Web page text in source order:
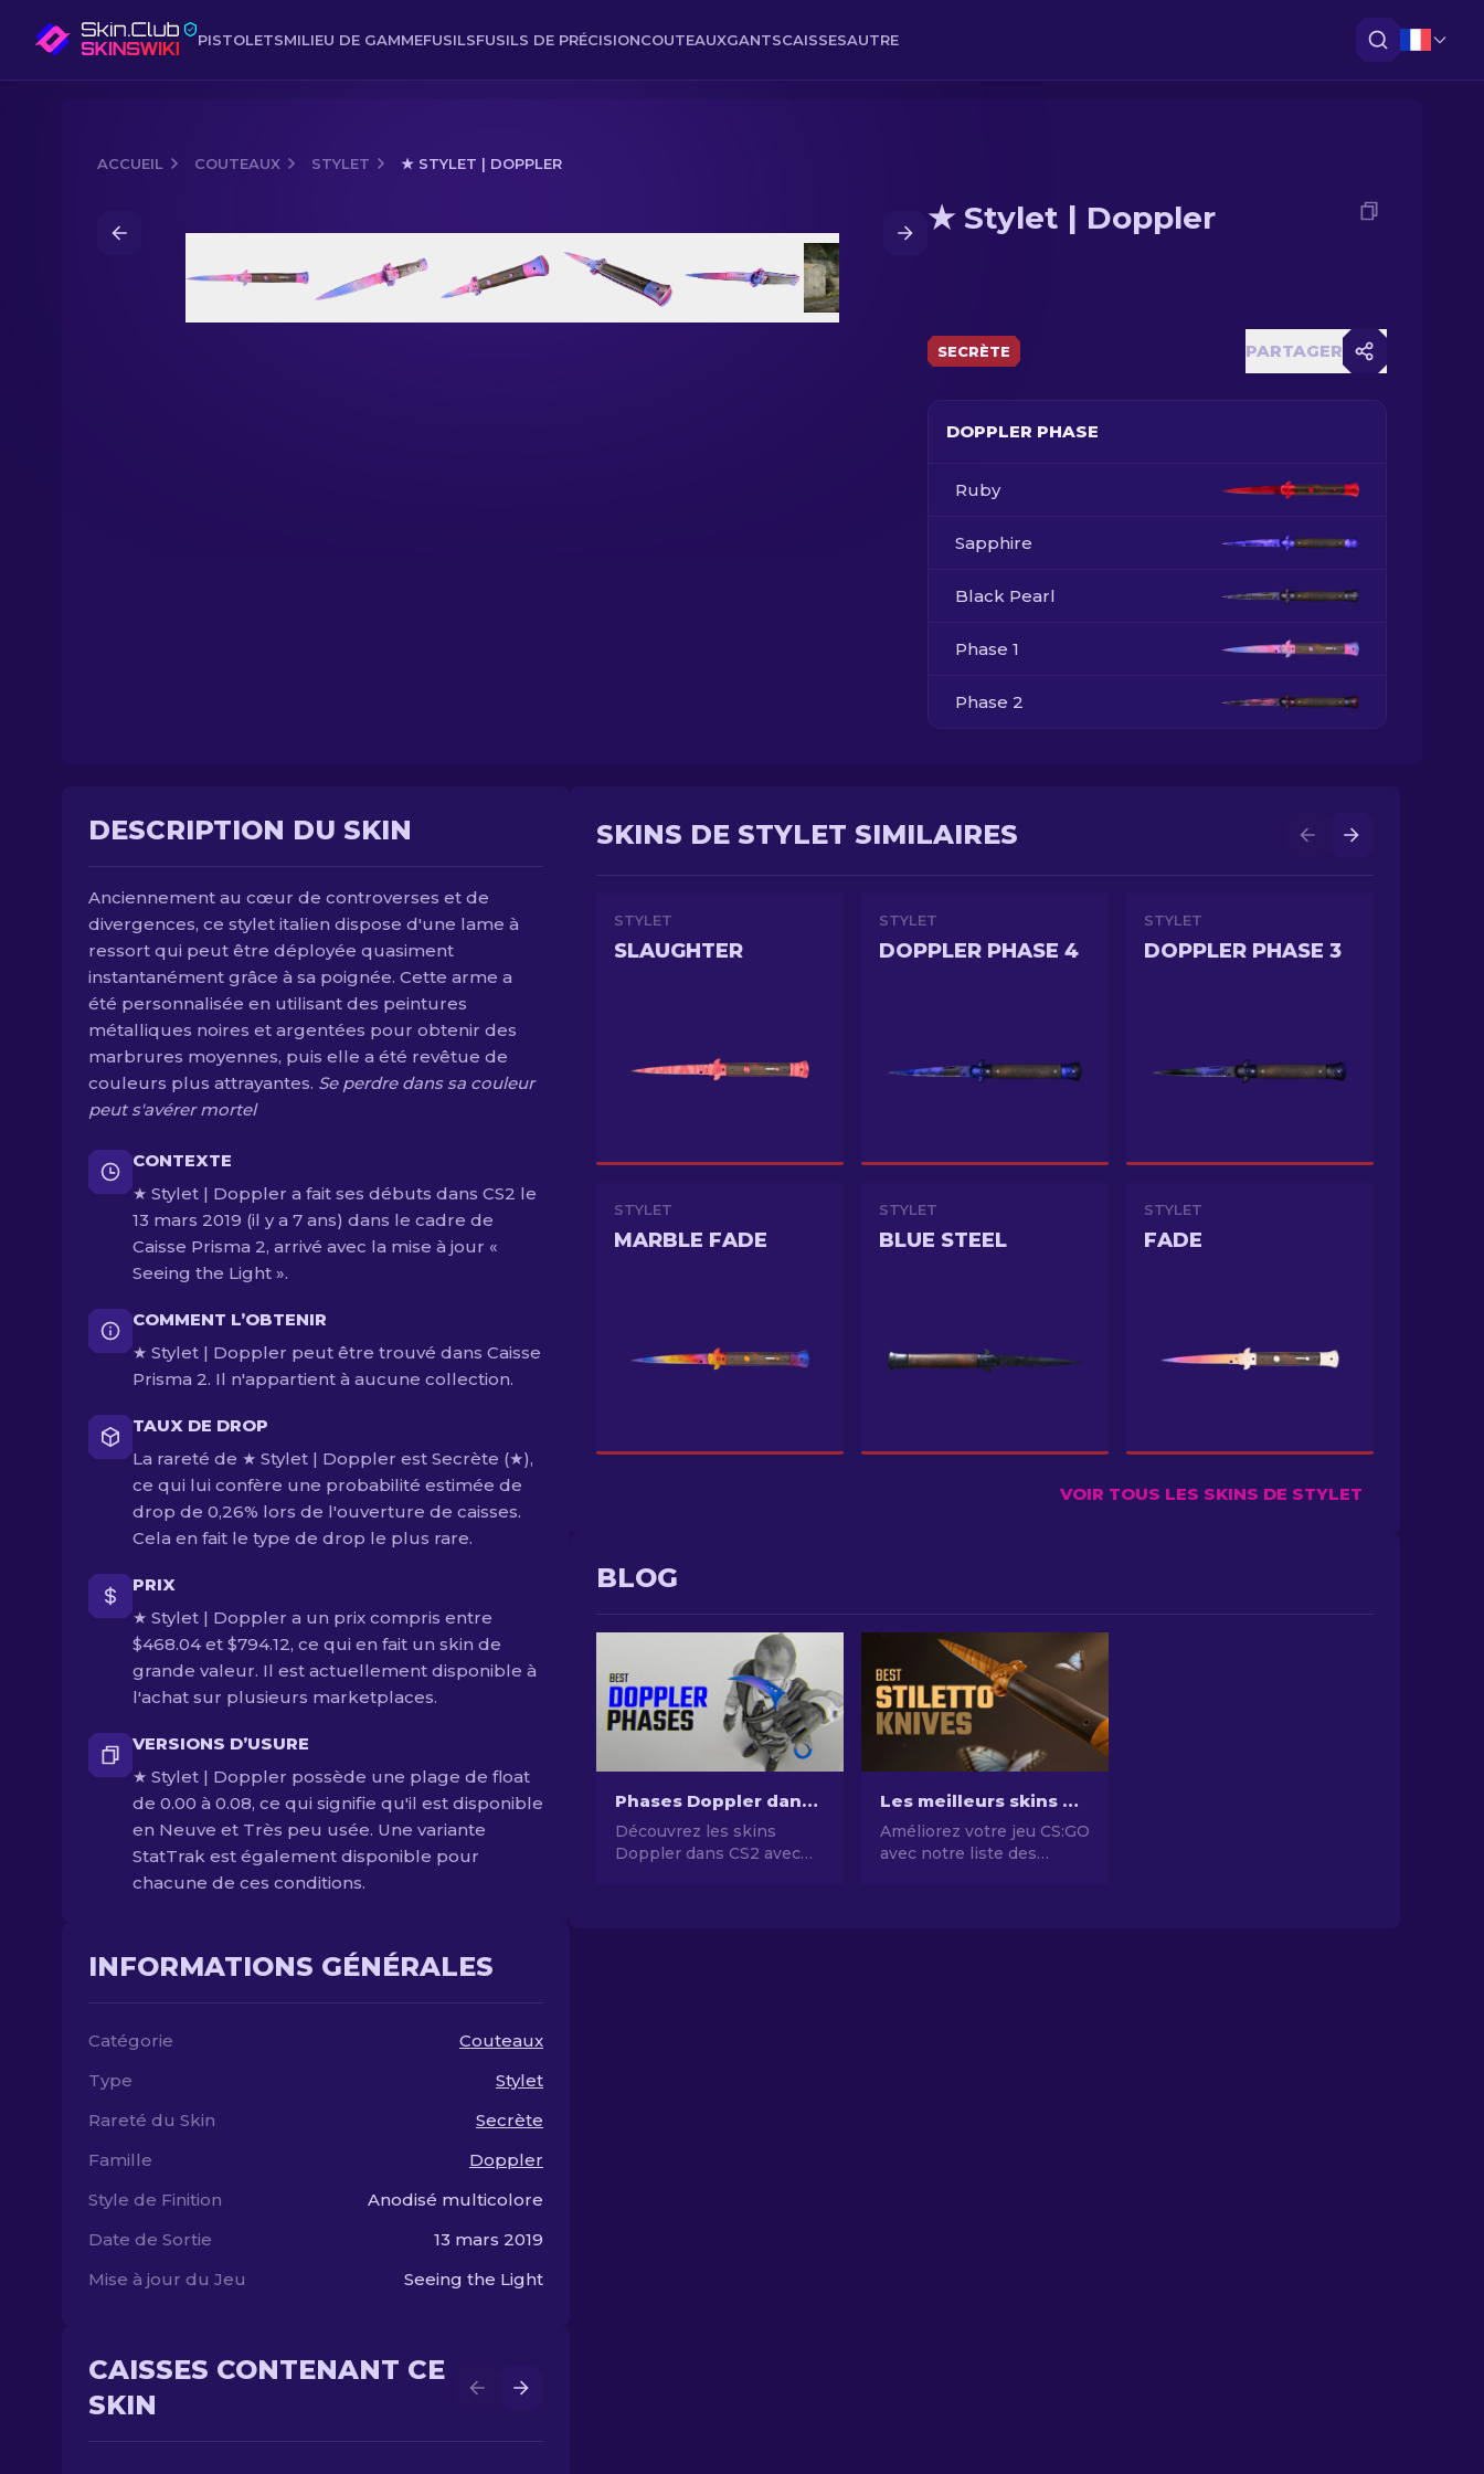
PISTOLETSMILIEU DE GAMMEFUSILSFUSILS DE PRÉCISIONCOUTEAUXGANTSCAISSESAUTRE
ACCUEIL COUTEAUX STYLET ★ STYLET | DOPPLER
★ Stylet | Doppler
SECRÈTE PARTAGER
DOPPLER PHASE
Ruby
Sapphire
Black Pearl
Phase 1
Phase 2
DESCRIPTION DU SKIN
Anciennement au cœur de controverses et de
divergences, ce stylet italien dispose d'une lame à
ressort qui peut être déployée quasiment
instantanément grâce à sa poignée. Cette arme a
été personnalisée en utilisant des peintures
métalliques noires et argentées pour obtenir des
marbrures moyennes, puis elle a été revêtue de
couleurs plus attrayantes. Se perdre dans sa couleur
peut s'avérer mortel
CONTEXTE
★ Stylet | Doppler a fait ses débuts dans CS2 le
13 mars 2019 (il y a 7 ans) dans le cadre de
Caisse Prisma 2, arrivé avec la mise à jour «
Seeing the Light ».
COMMENT L’OBTENIR
★ Stylet | Doppler peut être trouvé dans Caisse
Prisma 2. Il n'appartient à aucune collection.
TAUX DE DROP
La rareté de ★ Stylet | Doppler est Secrète (★),
ce qui lui confère une probabilité estimée de
drop de 0,26% lors de l'ouverture de caisses.
Cela en fait le type de drop le plus rare.
PRIX
★ Stylet | Doppler a un prix compris entre
$468.04 et $794.12, ce qui en fait un skin de
grande valeur. Il est actuellement disponible à
l'achat sur plusieurs marketplaces.
VERSIONS D’USURE
★ Stylet | Doppler possède une plage de float
de 0.00 à 0.08, ce qui signifie qu'il est disponible
en Neuve et Très peu usée. Une variante
StatTrak est également disponible pour
chacune de ces conditions.
INFORMATIONS GÉNÉRALES
Catégorie
Couteaux
Type
Stylet
Rareté du Skin
Secrète
Famille
Doppler
Style de Finition
Anodisé multicolore
Date de Sortie
13 mars 2019
Mise à jour du Jeu
Seeing the Light
CAISSES CONTENANT CE
SKIN
SKINS DE STYLET SIMILAIRES
STYLET
SLAUGHTER
STYLET
DOPPLER PHASE 4
STYLET
DOPPLER PHASE 3
STYLET
MARBLE FADE
STYLET
BLUE STEEL
STYLET
FADE
VOIR TOUS LES SKINS DE STYLET
BLOG
Phases Doppler dans CS2 : Guide complet (Couteaux & Prix)
Découvrez les skins
Doppler dans CS2 avec
Les meilleurs skins de couteau stiletto sur CS:GO : Art rencontre Létalité
Améliorez votre jeu CS:GO
avec notre liste des